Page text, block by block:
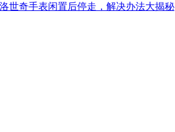
世奇手表闲置后停走，解决办法大揭秘